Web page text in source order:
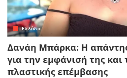
Ελλάδα
Δανάη Μπάρκα: Η
για την εμφάνισή της και
πλαστικής επέμβασης